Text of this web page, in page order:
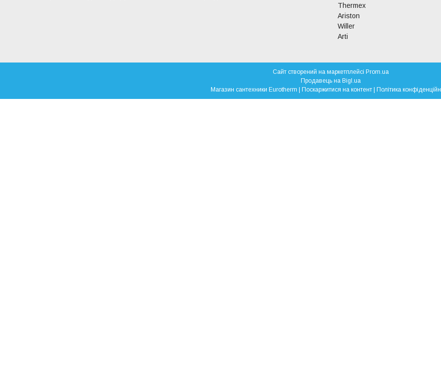
Thermex
Ariston
Willer
Arti
Сайт створений на маркетплейсі Prom.ua
Продавець на Bigl.ua
Поскаржитися на контент Політика